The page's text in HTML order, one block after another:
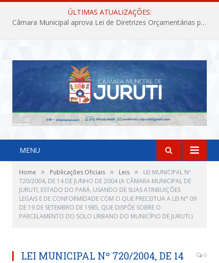
ÚLTIMAS ATUALIZAÇÕES:
Câmara Municipal aprova Lei de Diretrizes Orçamentárias para o exercício financeiro de 2027
MENU
Home » Publicações Oficiais » Leis »
LEI MUNICIPAL Nº
720/2004, DE 14 DE JUNHO DE 2004 (A CÂMARA MUNICIPAL DE
JURUTI, ESTADO DO PARÁ, USANDO DE SUAS ATRIBUIÇÕES
LEGAIS E DE CONFORMIDADE COM O QUE PRECEITUA A LEI N° 09
DE 19 DE SETEMBRO DE 1985, QUE DISPÕE SOBRE O
PARCELAMENTO DO SOLO URBANO DO MUNICÍPIO DE JURUTI.)
LEI MUNICIPAL Nº 720/2004, DE 14
0